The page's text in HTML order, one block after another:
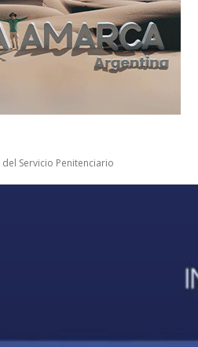
Servicio Penitenciario